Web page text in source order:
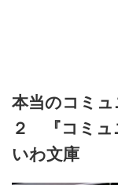
本当のコミ
２ 『コミュ
いわ文庫